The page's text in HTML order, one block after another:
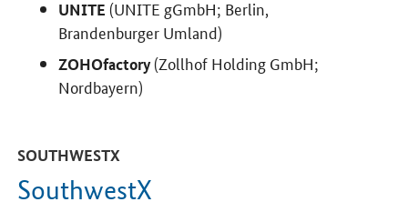
UNITE(UNITE gGmbH; Berlin,
Brandenburger Umland)
ZOHOfactory(Zollhof Holding GmbH;
Nordbayern)
SOUTHWESTX
SouthwestX